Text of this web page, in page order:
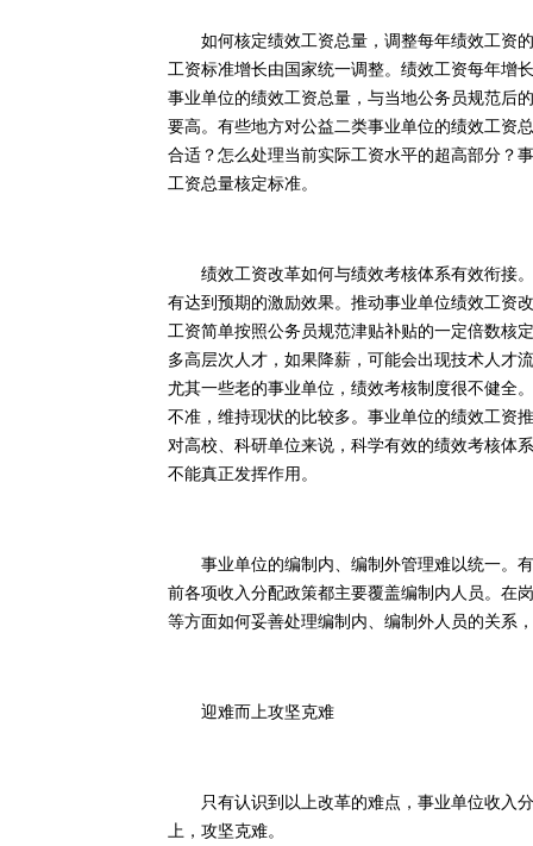
如何核定绩效工资总量，调整每年绩效工资的
工资标准增长由国家统一调整。绩效工资每年增
事业单位的绩效工资总量，与当地公务员规范后
要高。有些地方对公益二类事业单位的绩效工资
合适？怎么处理当前实际工资水平的超高部分？
工资总量核定标准。
绩效工资改革如何与绩效考核体系有效衔接。
有达到预期的激励效果。推动事业单位绩效工资
工资简单按照公务员规范津贴补贴的一定倍数核
多高层次人才，如果降薪，可能会出现技术人才
尤其一些老的事业单位，绩效考核制度很不健全
不准，维持现状的比较多。事业单位的绩效工资
对高校、科研单位来说，科学有效的绩效考核体
不能真正发挥作用。
事业单位的编制内、编制外管理难以统一。有
前各项收入分配政策都主要覆盖编制内人员。在
等方面如何妥善处理编制内、编制外人员的关系
迎难而上攻坚克难
只有认识到以上改革的难点，事业单位收入分
上，攻坚克难。